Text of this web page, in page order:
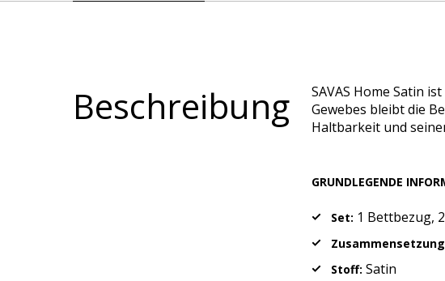
Beschreibung
SAVAS Home Satin
Gewebes bleibt die
Haltbarkeit und
GRUNDLEGENDE
Set: 1 Bettbezug,
Stoff: Satin